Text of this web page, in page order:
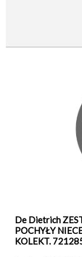
De Dietrich
POCHYŁY
KOLEKT.